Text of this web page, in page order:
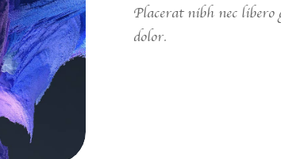
Placerat nibh nec
dolor.